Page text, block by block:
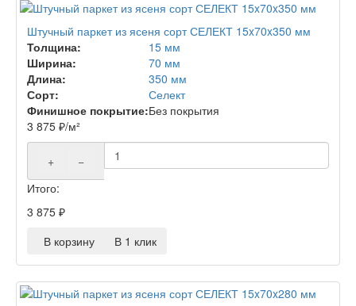
Штучный паркет из ясеня сорт СЕЛЕКТ 15x70x350 мм
Толщина:
15 мм
Ширина:
70 мм
Длина:
350 мм
Сорт:
Селект
Финишное покрытие:Без покрытия
3 875 ₽/м²
+
−
Итого:
3 875 ₽
В корзину
В 1 клик